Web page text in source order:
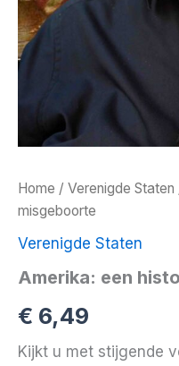
Home / Verenigde Staten
misgeboorte
Verenigde Staten
Amerika: een
€ 6,49
Kijkt u met stijgende